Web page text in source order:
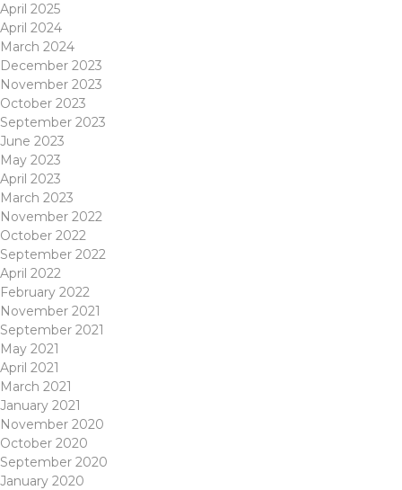
April 2025
April 2024
March 2024
December 2023
November 2023
October 2023
September 2023
June 2023
May 2023
April 2023
March 2023
November 2022
October 2022
September 2022
April 2022
February 2022
November 2021
September 2021
May 2021
April 2021
March 2021
January 2021
November 2020
October 2020
September 2020
January 2020